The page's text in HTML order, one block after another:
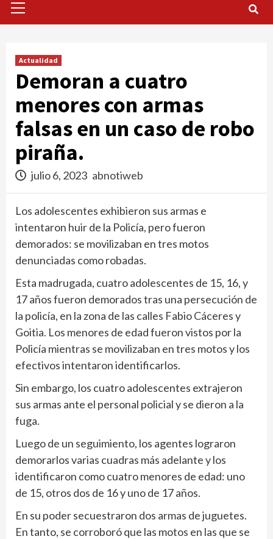
Menu
Actualidad
Demoran a cuatro
menores con armas
falsas en un caso de robo
piraña.
julio 6, 2023 abnotiweb
Los adolescentes exhibieron sus armas e
intentaron huir de la Policía, pero fueron
demorados: se movilizaban en tres motos
denunciadas como robadas.
Esta madrugada, cuatro adolescentes de 15, 16, y
17 años fueron demorados tras una persecución de
la policía, en la zona de las calles Fabio Cáceres y
Goitia. Los menores de edad fueron vistos por la
Policía mientras se movilizaban en tres motos y los
efectivos intentaron identificarlos.
Sin embargo, los cuatro adolescentes extrajeron
sus armas ante el personal policial y se dieron a la
fuga.
Luego de un seguimiento, los agentes lograron
demorarlos varias cuadras más adelante y los
identificaron como cuatro menores de edad: uno
de 15, otros dos de 16 y uno de 17 años.
En su poder secuestraron dos armas de juguetes.
En tanto, se corroboró que las motos en las que se